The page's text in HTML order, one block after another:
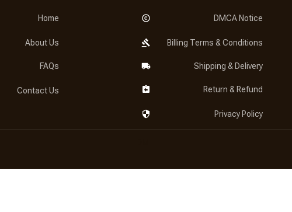
Home
About Us
FAQs
Contact Us
DMCA Notice
Billing Terms & Conditions
Shipping & Delivery
Return & Refund
Privacy Policy